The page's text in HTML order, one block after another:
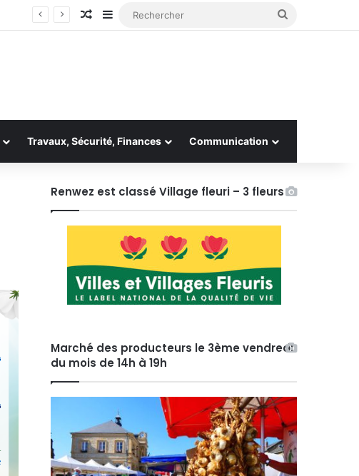
Article Aléatoire
Sidebar (barre latérale)
Travaux, Sécurité, Finances Communication
Renwez est classé Village fleuri – 3 fleurs
Marché des producteurs le 3ème vendredi
du mois de 14h à 19h